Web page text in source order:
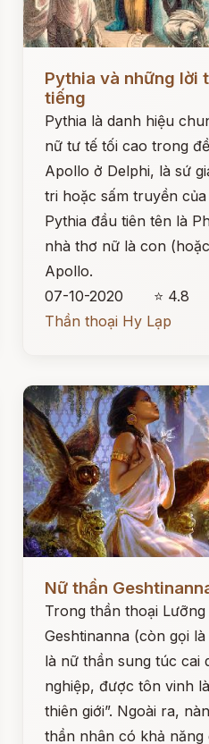
Pythia và những lời
tiếng
Pythia là danh hiệu
nữ tư tế tối cao trong
Apollo ở Delphi, là sứ
tri hoặc sấm truyền
Pythia đầu tiên tên là
nhà thơ nữ là con
Apollo.
07-10-2020
⭐ 4.8
Thần thoại Hy Lạp
Nữ thần
Trong thần thoại Lưỡng
Geshtinanna (còn gọi
là nữ thần sung túc cai
nghiệp, được tôn vinh
thiên giới”. Ngoài ra,
thần nhân có khả năng